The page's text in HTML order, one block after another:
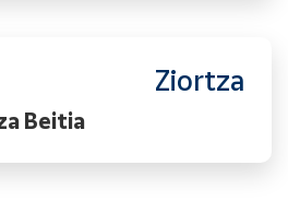
Ziortza
Beitia